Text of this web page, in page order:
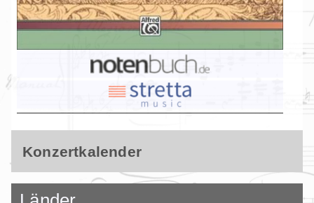
Konzertkalender